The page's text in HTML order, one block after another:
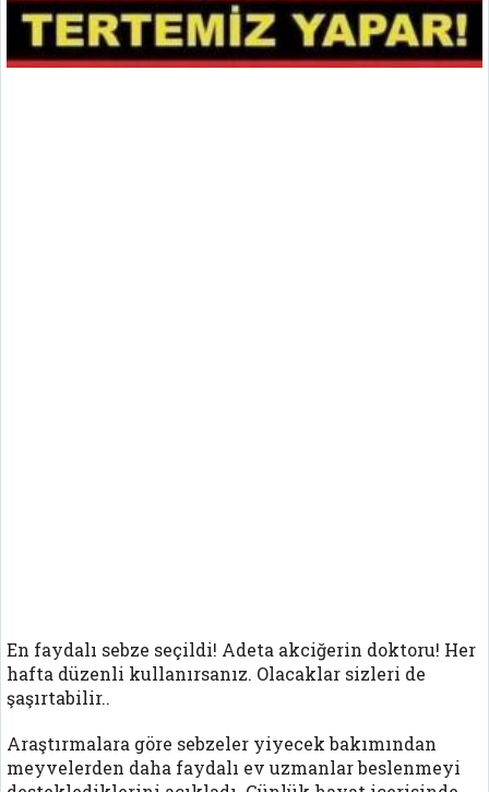
En faydalı sebze seçildi! Adeta akciğerin doktoru! Her
hafta düzenli kullanırsanız. Olacaklar sizleri de
şaşırtabilir..
Araştırmalara göre sebzeler yiyecek bakımından
meyvelerden daha faydalı ev uzmanlar beslenmeyi